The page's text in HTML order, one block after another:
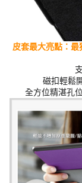
皮套最大亮點：
磁扣輕鬆
全方位精湛孔